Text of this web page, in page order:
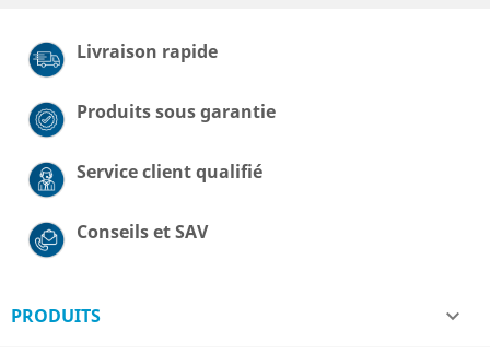
Livraison rapide
Produits sous garantie
Service client qualifié
Conseils et SAV
PRODUITS 